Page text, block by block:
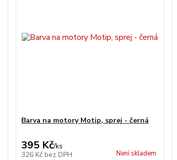
Barva na motory Motip, sprej - černá
395 Kč/ks
326 Kč bez DPH Není skladem